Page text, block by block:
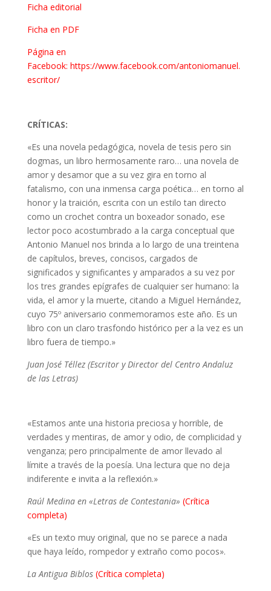
Ficha editorial
Ficha en PDF
Página en
Facebook: https://www.facebook.com/antoniomanuel.
escritor/
CRÍTICAS:
«Es una novela pedagógica, novela de tesis pero sin
dogmas, un libro hermosamente raro… una novela de
amor y desamor que a su vez gira en torno al
fatalismo, con una inmensa carga poética… en torno al
honor y la traición, escrita con un estilo tan directo
como un crochet contra un boxeador sonado, ese
lector poco acostumbrado a la carga conceptual que
Antonio Manuel nos brinda a lo largo de una treintena
de capítulos, breves, concisos, cargados de
significados y significantes y amparados a su vez por
los tres grandes epígrafes de cualquier ser humano: la
vida, el amor y la muerte, citando a Miguel Hernández,
cuyo 75º aniversario conmemoramos este año. Es un
libro con un claro trasfondo histórico per a la vez es un
libro fuera de tiempo.»
Juan José Téllez (Escritor y Director del Centro Andaluz
de las Letras)
«Estamos ante una historia preciosa y horrible, de
verdades y mentiras, de amor y odio, de complicidad y
venganza; pero principalmente de amor llevado al
límite a través de la poesía. Una lectura que no deja
indiferente e invita a la reflexión.»
Raúl Medina en «Letras de Contestania» (Crítica
completa)
«Es un texto muy original, que no se parece a nada
que haya leído, rompedor y extraño como pocos».
La Antigua Biblos (Crítica completa)